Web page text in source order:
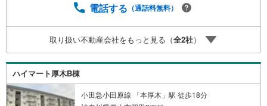
電話する （通話料無料）
取り扱い不動産会社をもっと見る（全2社）
ハイマート厚木B棟
小田急小田原線 「本厚木」駅 徒歩18分